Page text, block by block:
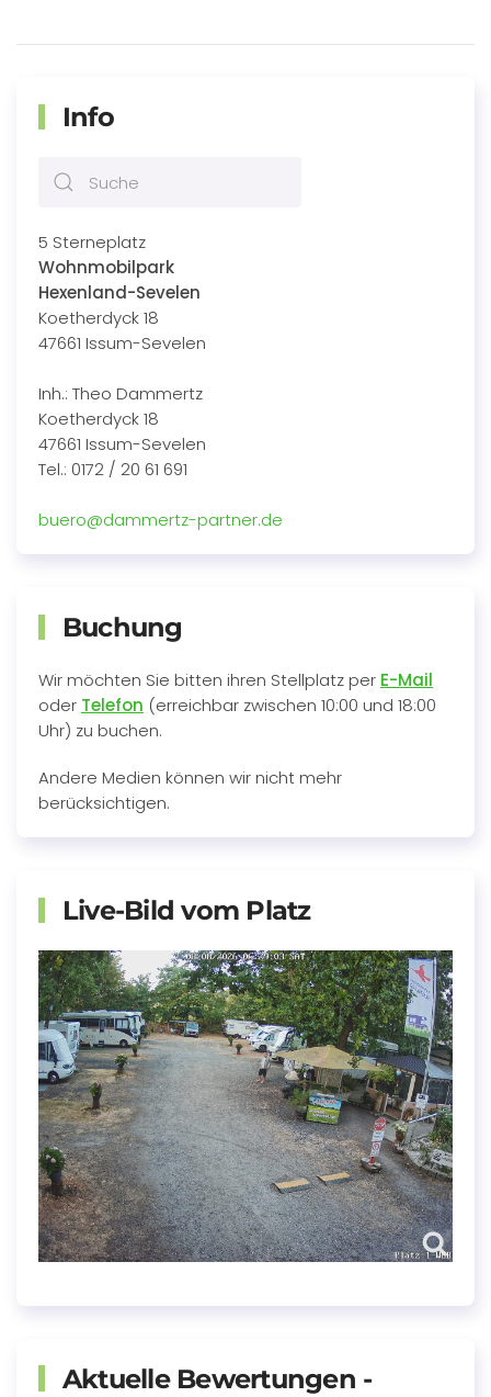
Info
5 Sterneplatz
Wohnmobilpark
Hexenland-Sevelen
Koetherdyck 18
47661 Issum-Sevelen
Inh.: Theo Dammertz
Koetherdyck 18
47661 Issum-Sevelen
Tel.: 0172 / 20 61 691
buero@dammertz-partner.de
Buchung
Wir möchten Sie bitten ihren Stellplatz per E-Mail
oder Telefon (erreichbar zwischen 10:00 und 18:00
Uhr) zu buchen.
Andere Medien können wir nicht mehr
berücksichtigen.
Live-Bild vom Platz
Aktuelle Bewertungen -